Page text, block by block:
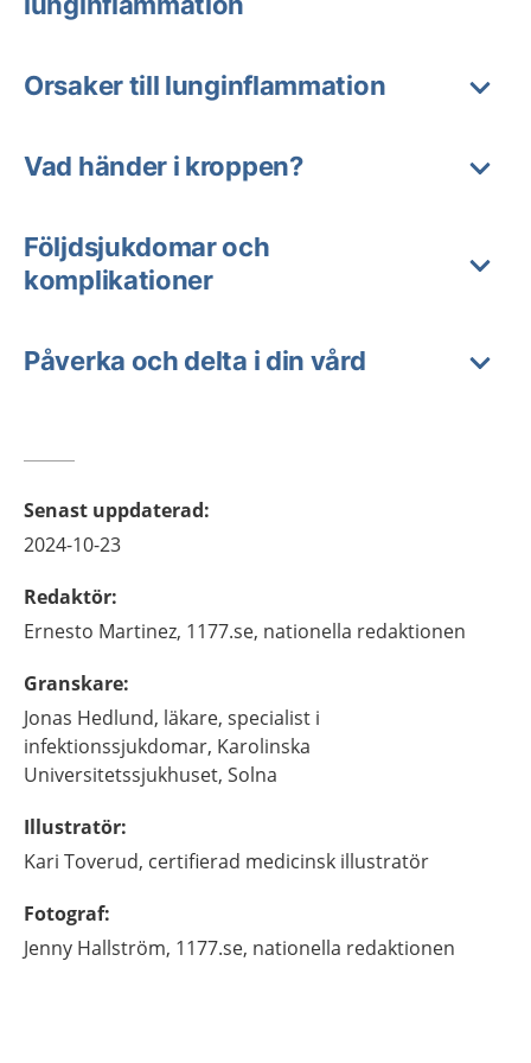
Orsaker till lunginflammation
Vad händer i kroppen?
Följdsjukdomar och
komplikationer
Påverka och delta i din vård
Senast uppdaterad:
2024-10-23
Redaktör:
Ernesto Martinez, 1177.se, nationella redaktionen
Granskare:
Jonas Hedlund, läkare, specialist i
infektionssjukdomar, Karolinska
Universitetssjukhuset, Solna
Illustratör:
Kari Toverud, certifierad medicinsk illustratör
Fotograf:
Jenny Hallström, 1177.se, nationella redaktionen